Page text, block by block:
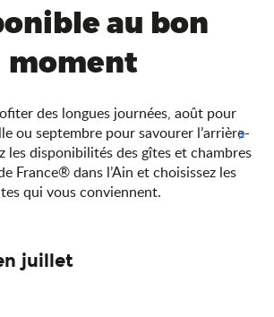
au bon
moment
des longues journées, août pour
ou septembre pour savourer l’arrière-
les disponibilités des gîtes et chambres
France® dans l’Ain et choisissez les
qui vous conviennent.
juillet